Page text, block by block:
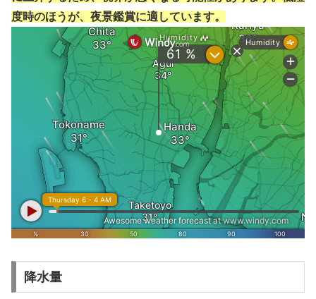
度時のほうが、夜景鑑賞に適しています。
降水量